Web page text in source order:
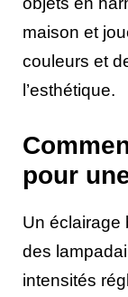
maison et
couleurs et
l’esthétique.
pour
Un éclairage
des
intensités